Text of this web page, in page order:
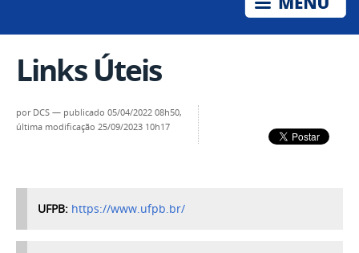
Links Úteis
por DCS — publicado 05/04/2022 08h50,
última modificação 25/09/2023 10h17
UFPB: https://www.ufpb.br/